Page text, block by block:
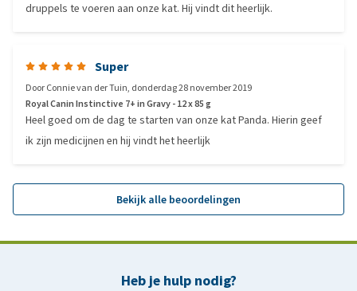
druppels te voeren aan onze kat. Hij vindt dit heerlijk.
Super
DoorConnie van der Tuin, donderdag 28 november 2019
Royal Canin Instinctive 7+ in Gravy - 12 x 85 g
Heel goed om de dag te starten van onze kat Panda. Hierin geef
ik zijn medicijnen en hij vindt het heerlijk
Bekijk alle beoordelingen
Heb je hulp nodig?